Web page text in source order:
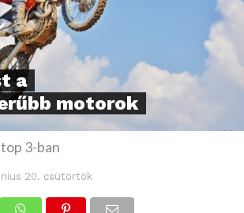
a
motorok
3-ban
20. csütörtök